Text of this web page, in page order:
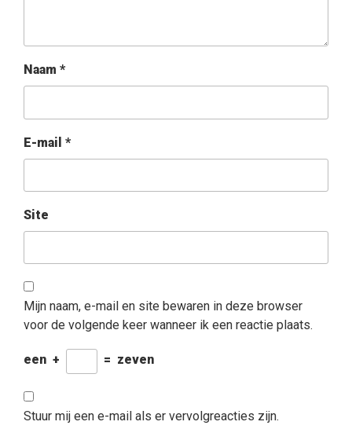
Naam *
E-mail *
Site
Mijn naam, e-mail en site bewaren in deze browser
voor de volgende keer wanneer ik een reactie plaats.
een + = zeven
Stuur mij een e-mail als er vervolgreacties zijn.